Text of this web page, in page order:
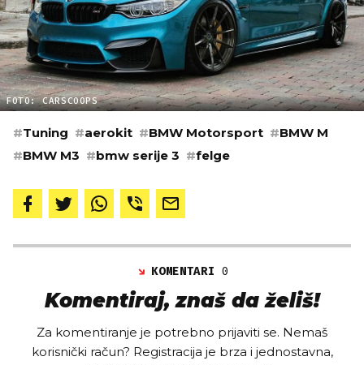
FOTO: CARSCOOPS
#Tuning #aerokit #BMW Motorsport #BMW M
#BMW M3 #bmw serije 3 #felge
KOMENTARI0
Komentiraj, znaš da želiš!
Za komentiranje je potrebno prijaviti se. Nemaš
korisnički račun? Registracija je brza i jednostavna,